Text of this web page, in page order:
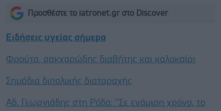
Προσθέστε το iatronet.gr στο Discover
Ειδήσεις υγείας σήμερα
Φρούτα, σακχαρώδης διαβήτης και καλοκαίρι
Σημάδια διπολικής διαταραχής
Αδ. Γεωργιάδης στη Ρόδο: ''Σε ενάμιση χρόνο, το